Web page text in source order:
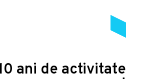
ani de activitate